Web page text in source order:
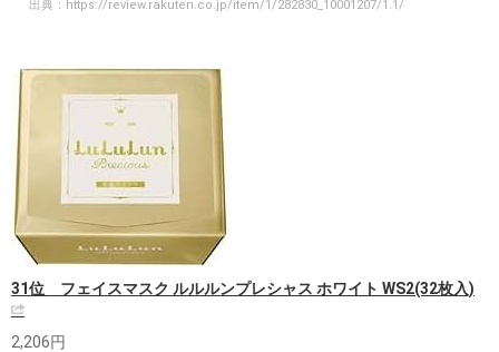
出典： https://review.rakuten.co.jp/item/1/282830_10001207/1.1/
31位 フェイスマスク ルルルンプレシャス ホワイト WS2(32枚入)
2,206円